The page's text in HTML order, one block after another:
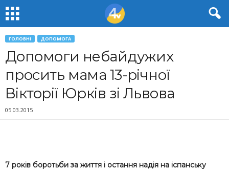
ГОЛОВНІ ДОПОМОГА
Допомоги небайдужих
просить мама 13-річної
Вікторії Юрків зі Львова
05.03.2015
7 років боротьби за життя і остання надія на іспанську